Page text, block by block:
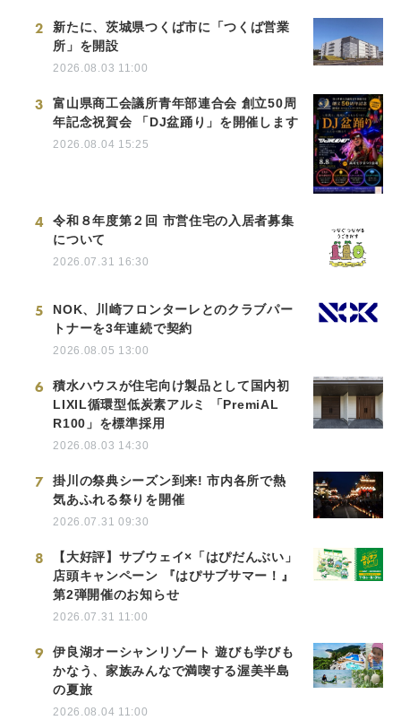
2
新たに、茨城県つくば市に「つくば営業
所」を開設
2026.08.03 11:00
3
富山県商工会議所青年部連合会 創立50周
年記念祝賀会 「DJ盆踊り」を開催します
2026.08.04 15:25
4
令和８年度第２回 市営住宅の入居者募集
について
2026.07.31 16:30
5
NOK、川崎フロンターレとのクラブパー
トナーを3年連続で契約
2026.08.05 13:00
6
積水ハウスが住宅向け製品として国内初
LIXIL循環型低炭素アルミ 「PremiAL
R100」を標準採用
2026.08.03 14:30
7
掛川の祭典シーズン到来! 市内各所で熱
気あふれる祭りを開催
2026.07.31 09:30
8
【大好評】サブウェイ×「はぴだんぶい」
店頭キャンペーン 『はぴサブサマー！』
第2弾開催のお知らせ
2026.07.31 11:00
9
伊良湖オーシャンリゾート 遊びも学びも
かなう、家族みんなで満喫する渥美半島
の夏旅
2026.08.04 11:00